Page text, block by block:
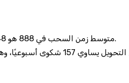
متوسط زمن السحب في 888 هو 48 ساعة، مع تأخير إضافي يصل إلى 12 ساعة في عطلات نهاية الأسبوع.